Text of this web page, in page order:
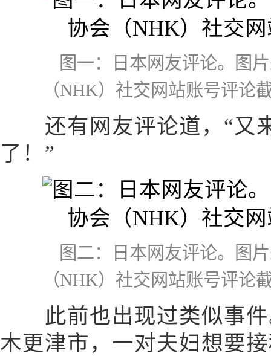
图一：日本网友评论。图
（NHK）社交网站账号评论
还有网友评论道，“又
了！”
图二：日本网友评论。图
（NHK）社交网站账号评论
此前也出现过类似事件
木更津市，一对夫妇想要